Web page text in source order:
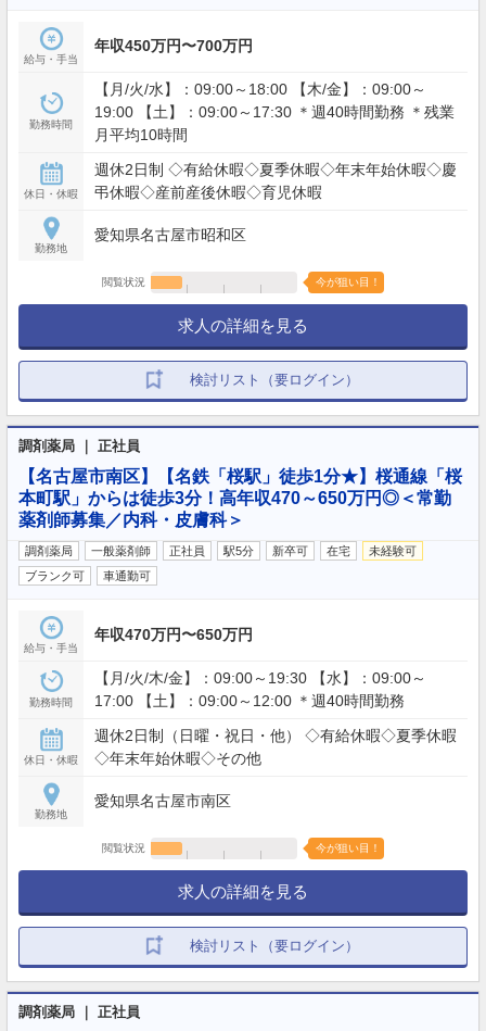
給与・手当
年収450万円〜700万円
勤務時間
【月/火/水】：09:00～18:00 【木/金】：09:00～
19:00 【土】：09:00～17:30 ＊週40時間勤務 ＊残業
月平均10時間
休日・休暇
週休2日制 ◇有給休暇◇夏季休暇◇年末年始休暇◇慶
弔休暇◇産前産後休暇◇育児休暇
勤務地
愛知県名古屋市昭和区
閲覧状況 今が狙い目！
求人の詳細を見る
検討リスト（要ログイン）
調剤薬局 ｜ 正社員
【名古屋市南区】【名鉄「桜駅」徒歩1分★】桜通線「桜
本町駅」からは徒歩3分！高年収470～650万円◎＜常勤
薬剤師募集／内科・皮膚科＞
調剤薬局 一般薬剤師 正社員 駅5分 新卒可 在宅
未経験可
ブランク可
車通勤可
給与・手当
年収470万円〜650万円
勤務時間
【月/火/木/金】：09:00～19:30 【水】：09:00～
17:00 【土】：09:00～12:00 ＊週40時間勤務
休日・休暇
週休2日制（日曜・祝日・他） ◇有給休暇◇夏季休暇
◇年末年始休暇◇その他
勤務地
愛知県名古屋市南区
閲覧状況 今が狙い目！
求人の詳細を見る
検討リスト（要ログイン）
調剤薬局 ｜ 正社員